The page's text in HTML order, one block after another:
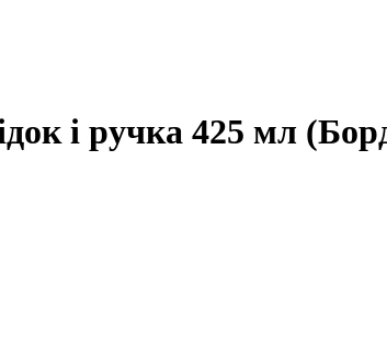
і ручка 425 мл